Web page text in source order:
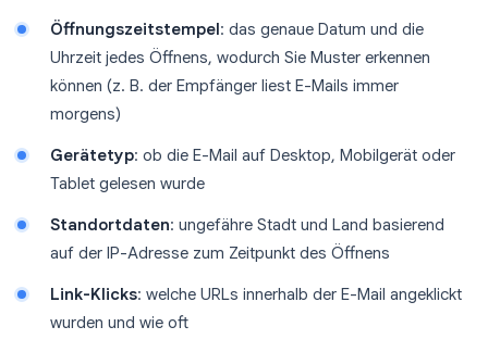
Öffnungszeitstempel : das genaue Datum und die
Uhrzeit jedes Öffnens, wodurch Sie Muster erkennen
können (z. B. der Empfänger liest E-Mails immer
morgens)
Gerätetyp: ob die E-Mail auf Desktop, Mobilgerät oder
Tablet gelesen wurde
Standortdaten: ungefähre Stadt und Land basierend
auf der IP-Adresse zum Zeitpunkt des Öffnens
Link-Klicks: welche URLs innerhalb der E-Mail angeklickt
wurden und wie oft